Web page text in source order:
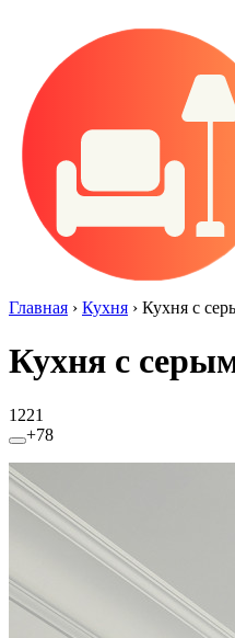
Главная › Кухня › Кухня с
Кухня с
1221
+78